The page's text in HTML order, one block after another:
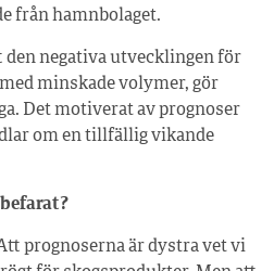
från hamnbolaget.
den negativa utvecklingen för
minskade volymer, gör
Det motiverat av prognoser
om en tillfällig vikande
prognoserna är dystra vet vi